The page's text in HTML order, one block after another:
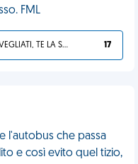
FML
SVEGLIATI, TE LA SEI CERCATA! 17
l'autobus che passa
e così evito quel tizio,